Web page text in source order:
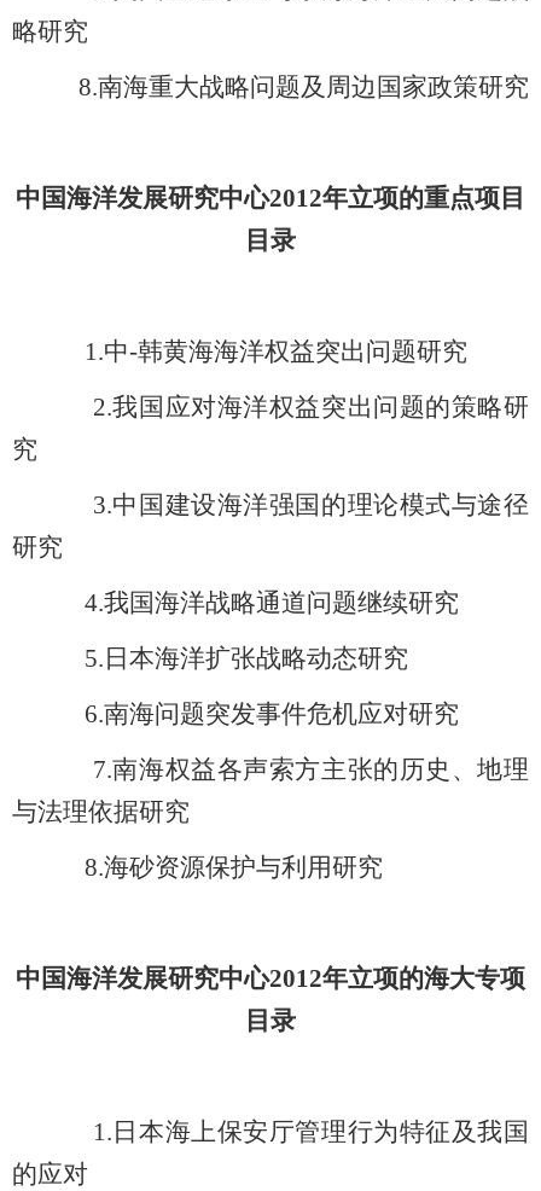
略研究
8.南海重大战略问题及周边国家政策研究
中国海洋发展研究中心2012年立项的重点项目
目录
1.中-韩黄海海洋权益突出问题研究
2.我国应对海洋权益突出问题的策略研
究
3.中国建设海洋强国的理论模式与途径
研究
4.我国海洋战略通道问题继续研究
5. 日本海洋扩张战略动态研究
6.南海问题突发事件危机应对研究
7.南海权益各声索方主张的历史、地理
与法理依据研究
8.海砂资源保护与利用研究
中国海洋发展研究中心2012年立项的海大专项
目录
1. 日本海上保安厅管理行为特征及我国
的应对